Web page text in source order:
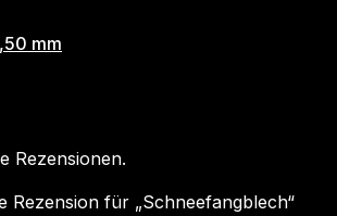
mm
Rezensionen.
Rezension für „Schneefangblech“